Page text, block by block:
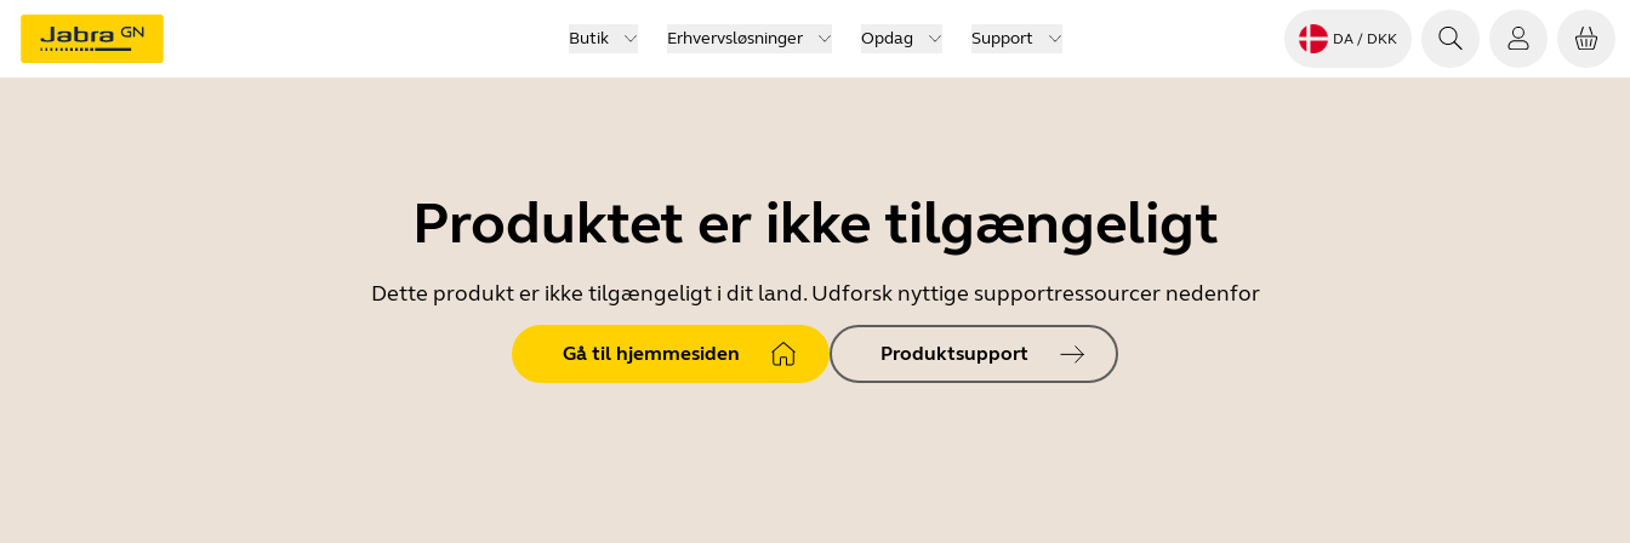
Butik Erhvervsløsninger Opdag Support DA / DKK
Produktet er ikke tilgængeligt
Dette produkt er ikke tilgængeligt i dit land. Udforsk nyttige supportressourcer nedenfor
Gå til hjemmesiden Produktsupport